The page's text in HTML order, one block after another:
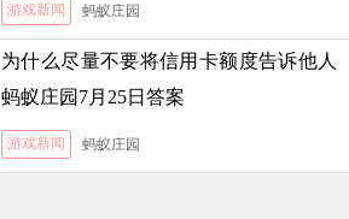
游戏新闻 蚂蚁庄园
为什么尽量不要将信用卡额度告诉他人
蚂蚁庄园7月25日答案
游戏新闻 蚂蚁庄园